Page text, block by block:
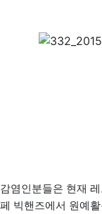
감염인분들은 현재
페 빅핸즈에서 원예